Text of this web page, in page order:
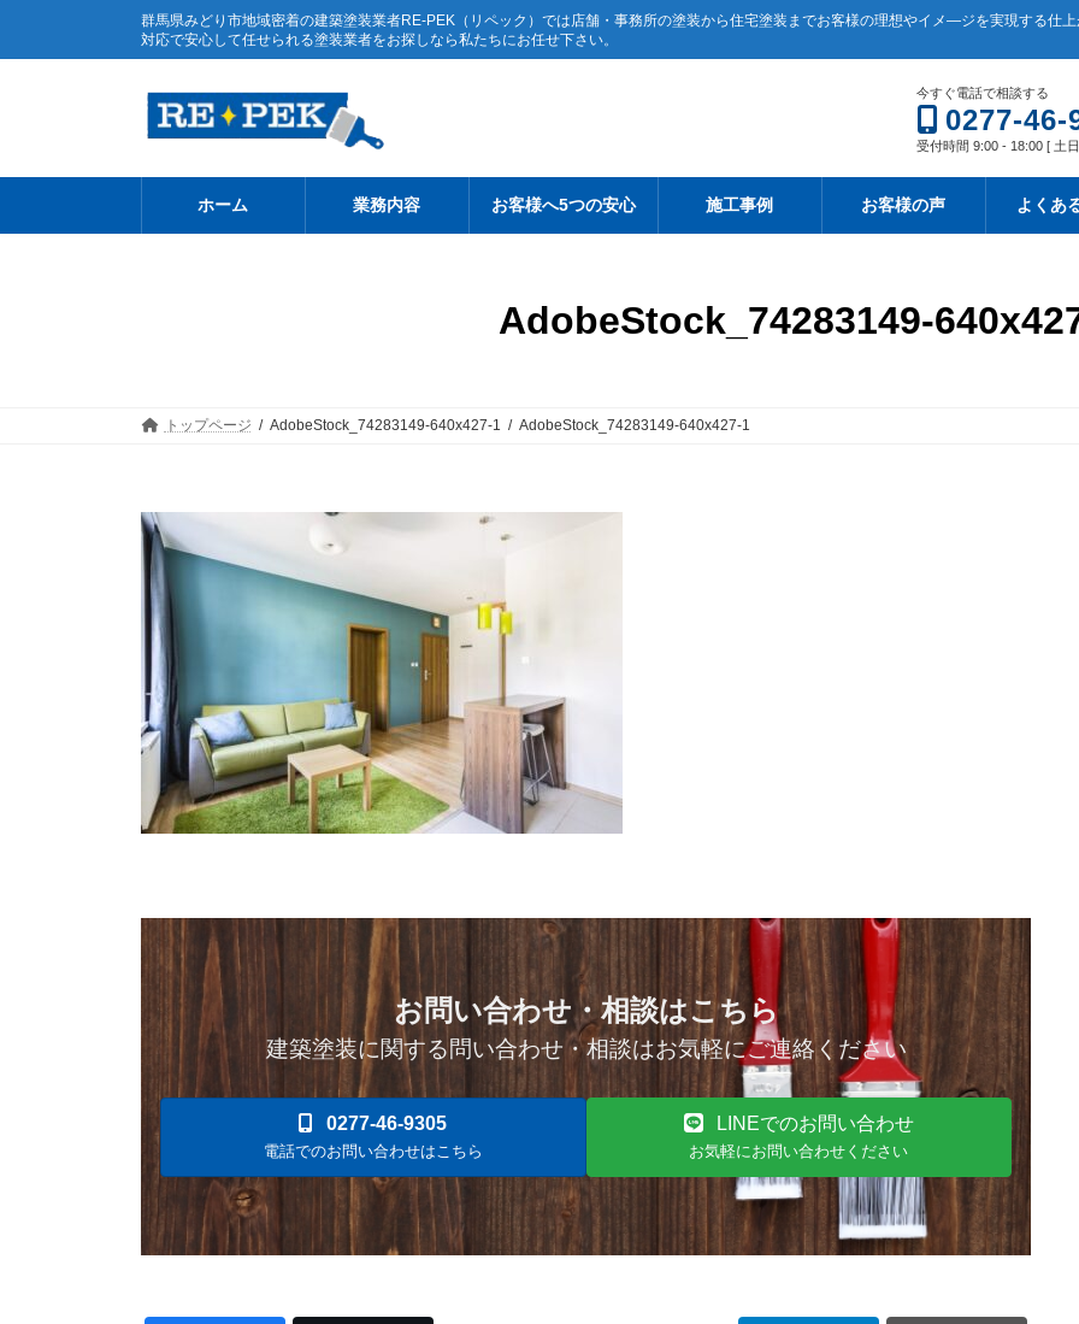
テ
プ
ゲ
動
群馬県みどり市地域密着の建築塗装業者RE-PEK（リペック）では店舗・事務所の塗装から住宅塗装までお客様の理想やイメ―ジを実現する仕
対応で安心して任せられる塗装業者をお探しなら私たちにお任せ下さい。
今すぐ電話で相談する
0277-46-
受付時間 9:00 - 18:00 [ 土
ホーム 業務内容 お客様へ5つの安心 施工事例 お客様の声 よくあ
AdobeStock_74283149-
トップページ AdobeStock_74283149-640x427-1 AdobeStock_74283149-640x427-1
お問い合わせ・相談はこちら
建築塗装に関する問い合わせ・相談はお気軽にご連絡ください
0277-46-9305
電話でのお問い合わせはこちら
LINEでのお問い合わせ
お気軽にお問い合わせください